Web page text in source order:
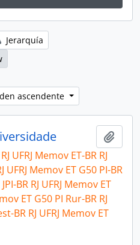
Jerarquía
ascendente
UFRJ Memov ET-BR RJ
UFRJ Memov ET G50 PI-BR
BR RJ UFRJ Memov ET
ET G50 PI Rur-BR RJ
BR RJ UFRJ Memov ET